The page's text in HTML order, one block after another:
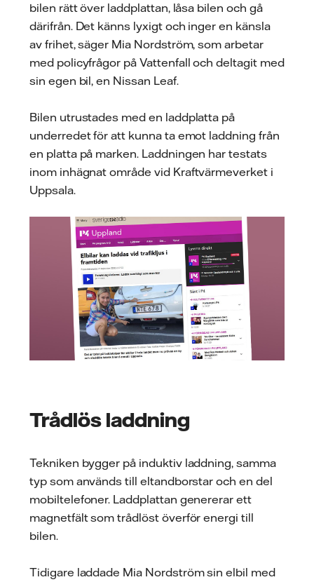
bilen rätt över laddplattan, låsa bilen och gå
därifrån. Det känns lyxigt och inger en känsla
av frihet, säger Mia Nordström, som arbetar
med policyfrågor på Vattenfall och deltagit med
sin egen bil, en Nissan Leaf.
Bilen utrustades med en laddplatta på
underredet för att kunna ta emot laddning från
en platta på marken. Laddningen har testats
inom inhägnat område vid Kraftvärmeverket i
Uppsala.
Trådlös laddning
Tekniken bygger på induktiv laddning, samma
typ som används till eltandborstar och en del
mobiltelefoner. Laddplattan genererar ett
magnetfält som trådlöst överför energi till
bilen.
Tidigare laddade Mia Nordström sin elbil med